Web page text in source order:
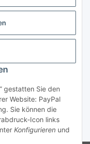
gestatten Sie den
Website: PayPal
Sie können die
Icon links
Konfigurieren und